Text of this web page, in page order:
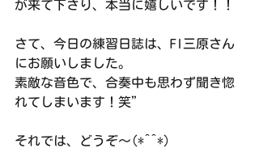
が来て下さり、本当に嬉しいです！！
さて、今日の練習日誌は、Fl三原さん
にお願いしました。
素敵な音色で、合奏中も思わず聞き惚
れてしまいます！笑”
それでは、どうぞ〜(*^^*)